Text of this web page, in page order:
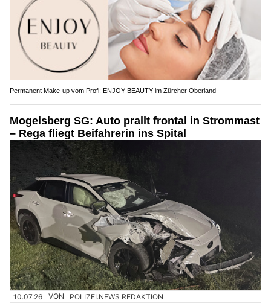
Permanent Make-up vom Profi: ENJOY BEAUTY im Zürcher Oberland
Mogelsberg SG: Auto prallt frontal in Strommast
– Rega fliegt Beifahrerin ins Spital
10.07.26 VON POLIZEI.NEWS REDAKTION